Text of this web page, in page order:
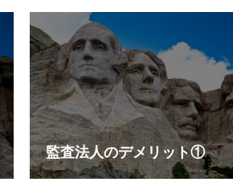
監査法人のデメリット①